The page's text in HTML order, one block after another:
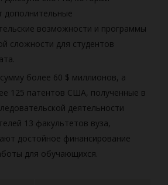
дополнительные
возможности и программы
сложности для студентов
более 60 $ миллионов, а
125 патентов США, полученные в
деятельности
13 факультетов вуза,
достойное финансирование
для обучающихся.